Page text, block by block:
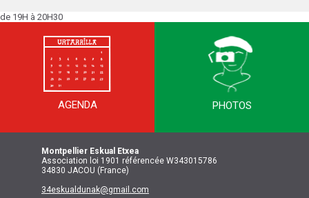
de 19H à 20H30
AGENDA PHOTOS
Montpellier Eskual Etxea
Association loi 1901 référencée W343015786
34830 JACOU (France)
34eskualdunak@gmail.com